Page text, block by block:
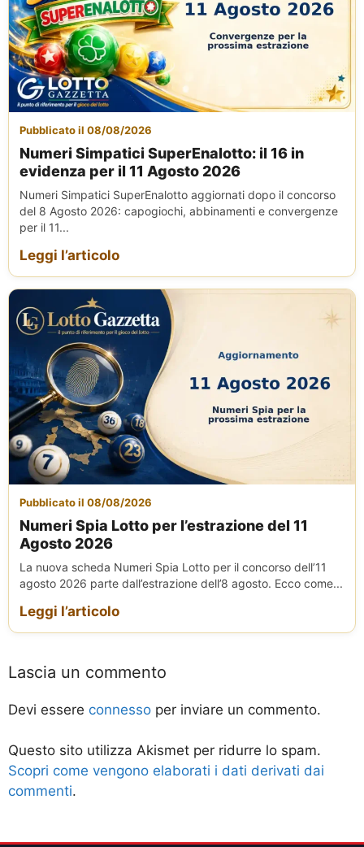
Pubblicato il 08/08/2026
Numeri Simpatici SuperEnalotto: il 16 in
evidenza per il 11 Agosto 2026
Numeri Simpatici SuperEnalotto aggiornati dopo il concorso
del 8 Agosto 2026: capogiochi, abbinamenti e convergenze
per il 11...
Leggi l’articolo
Pubblicato il 08/08/2026
Numeri Spia Lotto per l’estrazione del 11
Agosto 2026
La nuova scheda Numeri Spia Lotto per il concorso dell’11
agosto 2026 parte dall’estrazione dell’8 agosto. Ecco come...
Leggi l’articolo
Lascia un commento
Devi essere connesso per inviare un commento.
Questo sito utilizza Akismet per ridurre lo spam.
Scopri come vengono elaborati i dati derivati dai
commenti.